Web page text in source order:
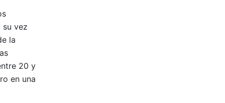
su vez
la
20 y
en una